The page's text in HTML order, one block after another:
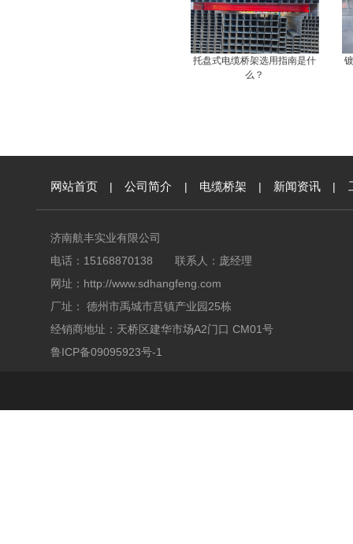
托盘式电缆桥架选用指南是什
么？
网站首页 | 公司简介 | 电缆桥架 | 新闻资讯 |
济南航丰实业有限公司
电话：15168870138 联系人：庞经理
网址： http://www.sdhangfeng.com
厂址： 德州市禹城市莒镇产业园25栋
经销商地址：天桥区建华市场A2门口 CM01号
鲁ICP备09095923号-1